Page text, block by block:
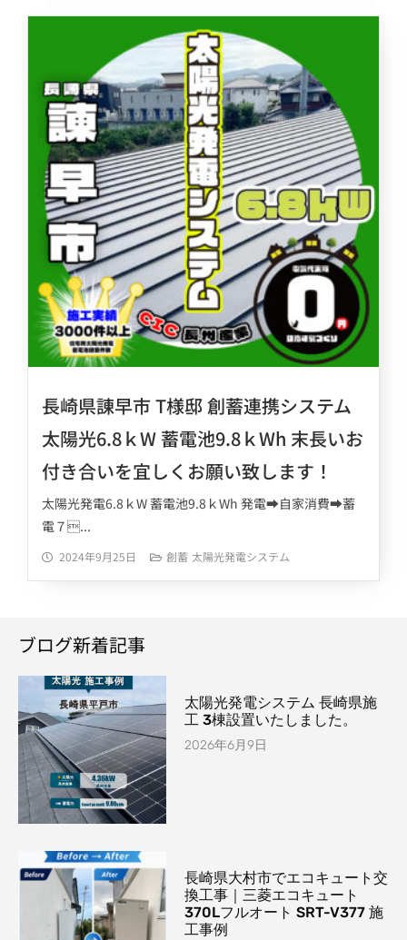
長崎県諌早市 T様邸 創蓄連携システム
太陽光6.8ｋW 蓄電池9.8ｋWh 末長いお
付き合いを宜しくお願い致します！
太陽光発電6.8ｋW 蓄電池9.8ｋWh 発電➡自家消費➡蓄
電７...
2024年9月25日 創蓄 太陽光発電システム
ブログ新着記事
太陽光発電システム 長崎県施
工 3棟設置いたしました。
2026年6月9日
長崎県大村市でエコキュート交
換工事｜三菱エコキュート
370Lフルオート SRT-V377 施
工事例